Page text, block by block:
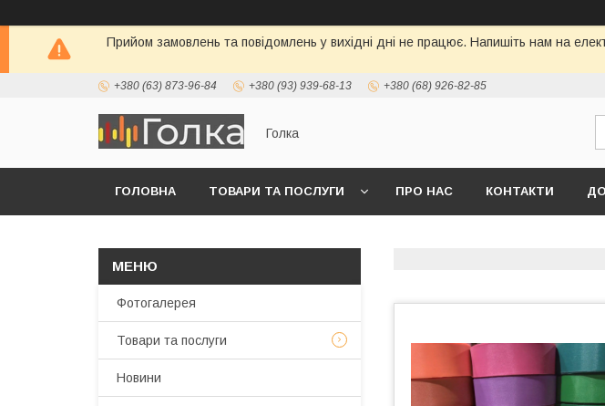
Прийом замовлень та повідомлень у вихідні дні не працює. Напишіть нам на
+380 (63) 873-96-84 +380 (93) 939-68-13 +380 (68) 926-82-85
Голка
ГОЛОВНА ТОВАРИ ТА ПОСЛУГИ ПРО НАС КОНТАКТИ
Фотогалерея
Товари та послуги
Новини